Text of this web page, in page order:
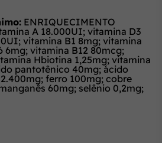
ENRIQUECIMENTO
A 18.000UI; vitamina D3
vitamina B1 8mg; vitamina
6mg; vitamina B12 80mcg;
Hbiotina 1,25mg; vitamina
pantotênico 40mg; ácido
ferro 100mg; cobre
60mg; selênio 0,2mg;